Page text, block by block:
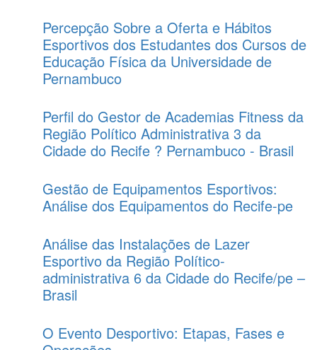
Percepção Sobre a Oferta e Hábitos
Esportivos dos Estudantes dos Cursos de
Educação Física da Universidade de
Pernambuco
Perfil do Gestor de Academias Fitness da
Região Político Administrativa 3 da
Cidade do Recife ? Pernambuco - Brasil
Gestão de Equipamentos Esportivos:
Análise dos Equipamentos do Recife-pe
Análise das Instalações de Lazer
Esportivo da Região Político-
administrativa 6 da Cidade do Recife/pe –
Brasil
O Evento Desportivo: Etapas, Fases e